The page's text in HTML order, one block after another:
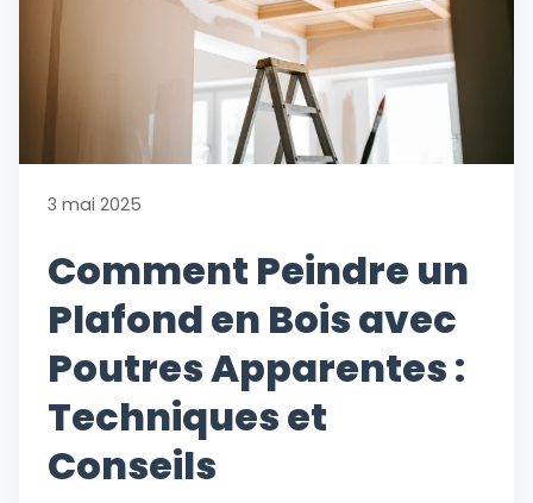
3 mai 2025
Comment Peindre un
Plafond en Bois avec
Poutres Apparentes :
Techniques et
Conseils